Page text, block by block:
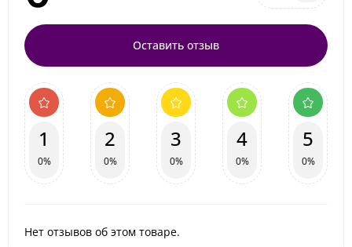
Оставить отзыв
1
0%
2
0%
3
0%
4
0%
5
0%
Нет отзывов об этом товаре.